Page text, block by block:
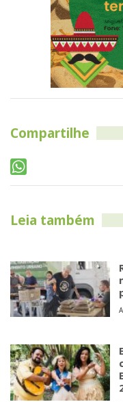
Compartilhe
Leia também